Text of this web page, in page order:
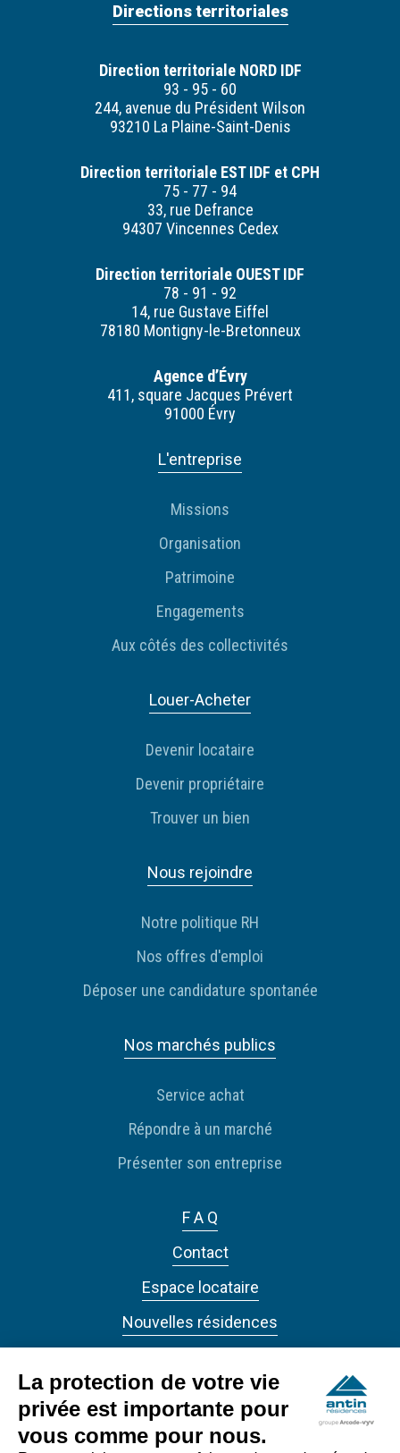
Directions territoriales
Direction territoriale NORD IDF
93 - 95 - 60
244, avenue du Président Wilson
93210 La Plaine-Saint-Denis
Direction territoriale EST IDF et CPH
75 - 77 - 94
33, rue Defrance
94307 Vincennes Cedex
Direction territoriale OUEST IDF
78 - 91 - 92
14, rue Gustave Eiffel
78180 Montigny-le-Bretonneux
Agence d’Évry
411, square Jacques Prévert
91000 Évry
L'entreprise
Missions
Organisation
Patrimoine
Engagements
Aux côtés des collectivités
Louer-Acheter
Devenir locataire
Devenir propriétaire
Trouver un bien
Nous rejoindre
Notre politique RH
Nos offres d'emploi
Déposer une candidature spontanée
Nos marchés publics
Service achat
Répondre à un marché
Présenter son entreprise
F A Q
Contact
Espace locataire
Nouvelles résidences
La protection de votre vie
privée est importante pour
vous comme pour nous.